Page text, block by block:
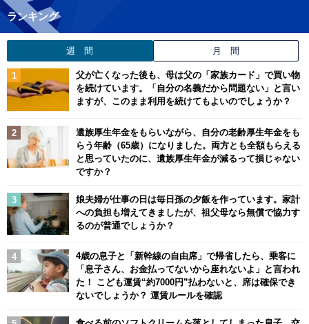
ランキング
週 間 月 間
父が亡くなった後も、母は父の「家族カード」で買い物
を続けています。「自分の名義だから問題ない」と言い
ますが、このまま利用を続けてもよいのでしょうか？
遺族厚生年金をもらいながら、自分の老齢厚生年金をも
らう年齢（65歳）になりました。両方とも全額もらえる
と思っていたのに、遺族厚生年金が減るって損じゃない
ですか？
娘夫婦が仕事の日は毎日孫の夕飯を作っています。家計
への負担も増えてきましたが、祖父母なら無償で協力す
るのが普通でしょうか？
4歳の息子と「新幹線の自由席」で帰省したら、乗客に
「息子さん、お金払ってないから座れないよ」と言われ
た！ こども運賃“約7000円”払わないと、席は確保でき
ないでしょうか？ 運賃ルールを確認